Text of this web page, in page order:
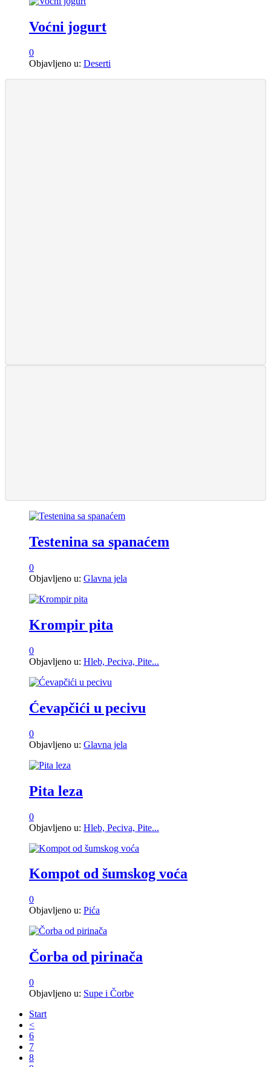
Voćni jogurt
0
Objavljeno u: Deserti
Testenina sa spanaćem
0
Objavljeno u: Glavna jela
Krompir pita
0
Objavljeno u: Hleb, Peciva, Pite...
Ćevapčići u pecivu
0
Objavljeno u: Glavna jela
Pita leza
0
Objavljeno u: Hleb, Peciva, Pite...
Kompot od šumskog voća
0
Objavljeno u: Pića
Čorba od pirinača
0
Objavljeno u: Supe i Čorbe
Start
<
6
7
8